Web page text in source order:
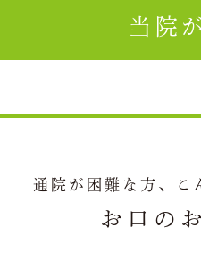
当院
通院が困難な方、こ
お口の